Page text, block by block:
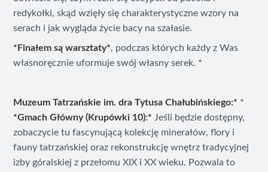
redykołki, skąd wzięły się charakterystyczne wzory na
serach i jak wygląda życie bacy na szałasie.
*Finałem są warsztaty*, podczas których każdy z Was
własnoręcznie uformuje swój własny serek. *
Muzeum Tatrzańskie im. dra Tytusa Chałubińskiego:* *
*Gmach Główny (Krupówki 10):* Jeśli będzie dostępny,
zobaczycie tu fascynującą kolekcję minerałów, flory i
fauny tatrzańskiej oraz rekonstrukcję wnętrz tradycyjnej
izby góralskiej z przełomu XIX i XX wieku. Pozwala to